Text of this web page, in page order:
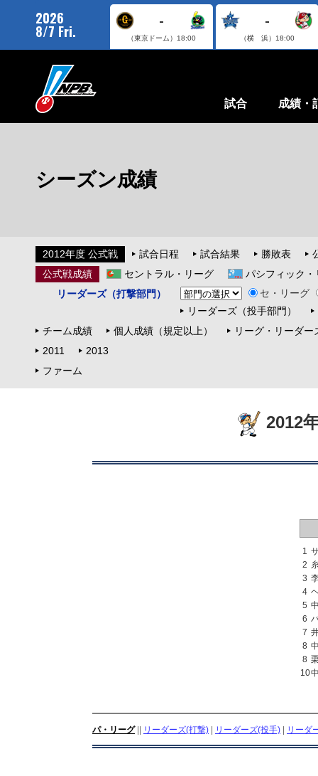
2026
8/7 Fri.
-
（東京ドーム） 18:00
-
（横 浜） 18:00
試合 成績・
シーズン成績
2012年度 公式戦 試合日程 試合結果 勝敗表
公式戦成績
セントラル・リーグ
パシフィック・
リーダーズ（打撃部門）
セ・リーグ
リーダーズ（投手部門）
チーム成績
個人成績（規定以上）
リーグ・リーダー
2011
2013
ファーム
2012
1
2
3
4
5
6
7
8
8
10
パ・リーグ|| リーダーズ(打撃) リーダーズ(投手) リーダ